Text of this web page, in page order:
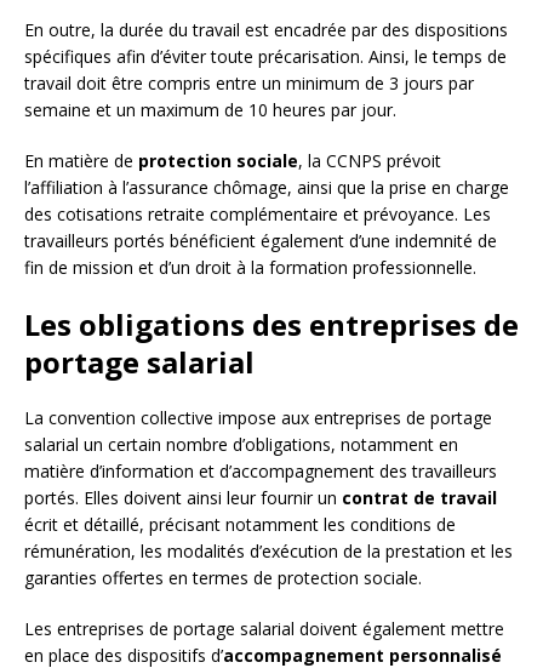
En outre, la durée du travail est encadrée par des dispositions
spécifiques afin d’éviter toute précarisation. Ainsi, le temps de
travail doit être compris entre un minimum de 3 jours par
semaine et un maximum de 10 heures par jour.
En matière de protection sociale, la CCNPS prévoit
l’affiliation à l’assurance chômage, ainsi que la prise en charge
des cotisations retraite complémentaire et prévoyance. Les
travailleurs portés bénéficient également d’une indemnité de
fin de mission et d’un droit à la formation professionnelle.
Les obligations des entreprises de
portage salarial
La convention collective impose aux entreprises de portage
salarial un certain nombre d’obligations, notamment en
matière d’information et d’accompagnement des travailleurs
portés. Elles doivent ainsi leur fournir un contrat de travail
écrit et détaillé, précisant notamment les conditions de
rémunération, les modalités d’exécution de la prestation et les
garanties offertes en termes de protection sociale.
Les entreprises de portage salarial doivent également mettre
en place des dispositifs d’accompagnement personnalisé